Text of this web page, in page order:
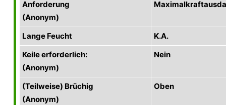
Anforderung
(Anonym)
Lange Feucht
K.A.
Keile erforderlich:
(Anonym)
Nein
(Teilweise) Brüchig
(Anonym)
Oben